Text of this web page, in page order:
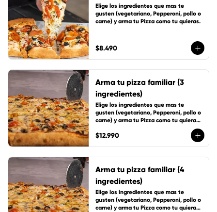
Elige los ingredientes que mas te
gusten (vegetariano, Pepperoni, pollo o
carne) y arma tu Pizza como tu quieras.
$8.490
Arma tu pizza familiar (3
ingredientes)
Elige los ingredientes que mas te
gusten (vegetariano, Pepperoni, pollo o
carne) y arma tu Pizza como tu quieras,
$12.990
Arma tu pizza familiar (4
ingredientes)
Elige los ingredientes que mas te
gusten (vegetariano, Pepperoni, pollo o
carne) y arma tu Pizza como tu quieras,